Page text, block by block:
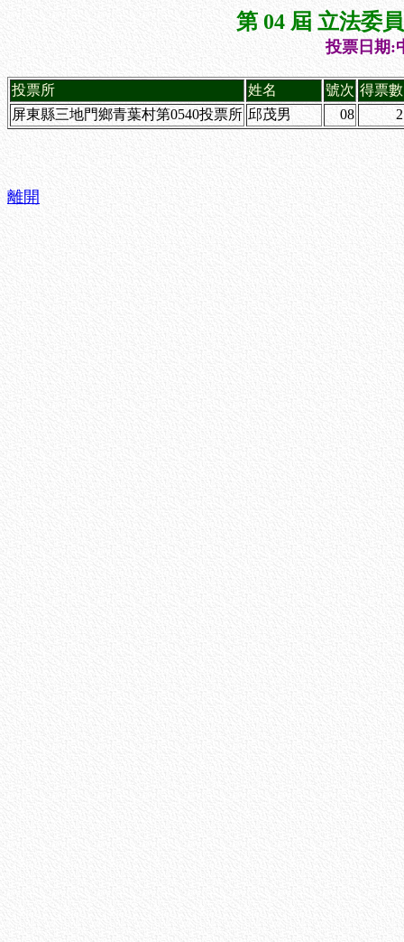
第 04 屆 立法委
投票日期:
投票所 姓名 號次 得票數
屏東縣三地門鄉青葉村第0540投票所 邱茂男 08 2
離開